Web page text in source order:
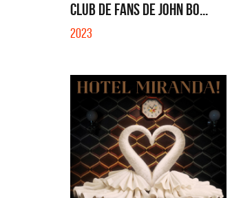
CLUB DE FANS DE JOHN BO...
2023